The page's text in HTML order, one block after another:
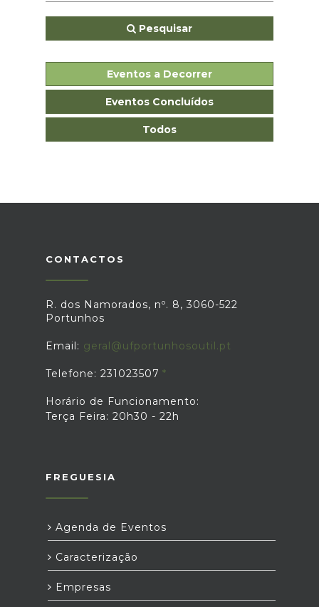
Pesquisar
Eventos a Decorrer
Eventos Concluídos
Todos
CONTACTOS
R. dos Namorados, nº. 8, 3060-522
Portunhos
Email: geral@ufportunhosoutil.pt
Telefone: 231023507
Horário de Funcionamento:
Terça Feira: 20h30 - 22h
FREGUESIA
Agenda de Eventos
Caracterização
Empresas